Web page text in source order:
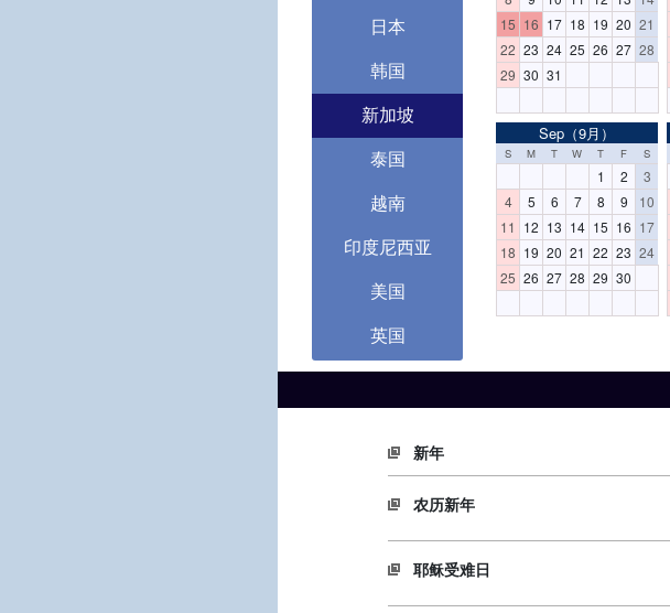
日本
韩国
新加坡
泰国
越南
印度尼西亚
美国
英国
15 16 17 18 19 20 21
22 23 24 25 26 27 28
29 30 31
Sep（9月）
S M T W T F S
1 2
3
4
5 6 7 8 9
10
11 12 13 14 15 16 17
18 19 20 21 22 23 24
25 26 27 28 29 30
新年
农历新年
耶稣受难日